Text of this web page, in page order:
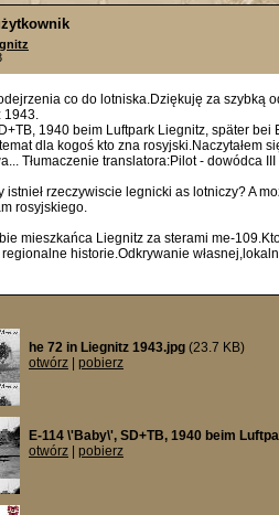
co do lotniska.Dziękuję za szybką
1943.
1940 beim Luftpark Liegnitz, später bei
dla kogoś kto zna rosyjski.Naczytałem
Tłumaczenie translatora:Pilot - dowódca
istnieł rzeczywiscie legnicki as lotniczy? A
rosyjskiego.
mieszkańca Liegnitz za sterami me-
historie.Odkrywanie
he 72 in Liegnitz 1943.jpg (23.7 KB)
otwórz
pobierz
E-114 \'Baby\', SD+TB, 1940 beim
otwórz
pobierz